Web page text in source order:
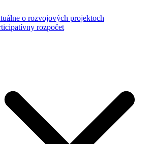
o rozvojových projektoch
rozpočet